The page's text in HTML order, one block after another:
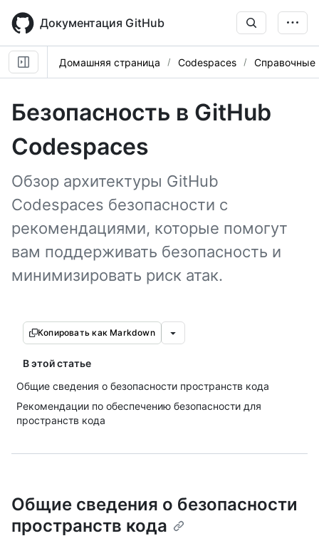
main
content
Документация GitHub
Домашняя страница Codespaces Справочные
Безопасность в GitHub
Codespaces
Обзор архитектуры GitHub
Codespaces безопасности с
рекомендациями, которые помогут
вам поддерживать безопасность и
минимизировать риск атак.
Копировать как Markdown
В этой статье
Общие сведения о безопасности пространств кода
Рекомендации по обеспечению безопасности для
пространств кода
Общие сведения о безопасности
пространств кода